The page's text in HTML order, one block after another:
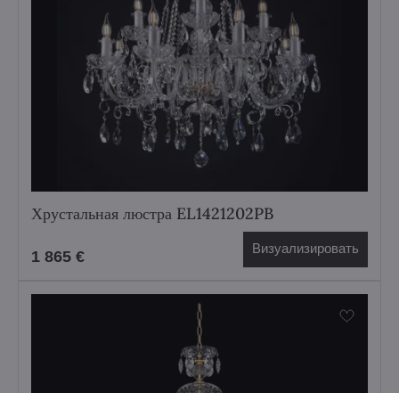
Хрустальная люстра EL1421202PB
1 865 € Визуализировать